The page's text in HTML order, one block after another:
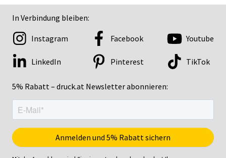
In Verbindung bleiben:
5% Rabatt – druck.at Newsletter abonnieren:
Instagram Facebook Youtube
LinkedIn Pinterest TikTok